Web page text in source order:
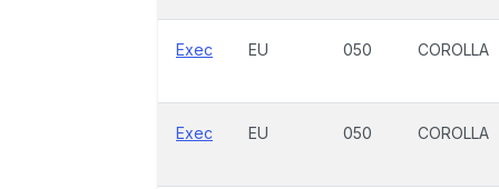
Exec EU 050 COROLLA
Exec EU 050 COROLLA